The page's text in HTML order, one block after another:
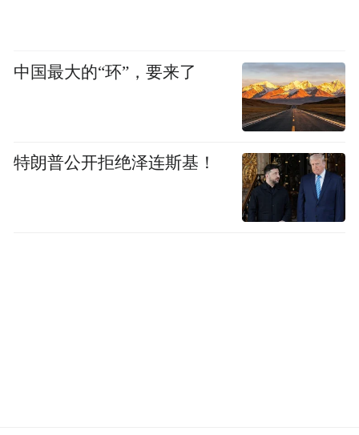
中国最大的“环”，要来了
特朗普公开拒绝泽连斯基！